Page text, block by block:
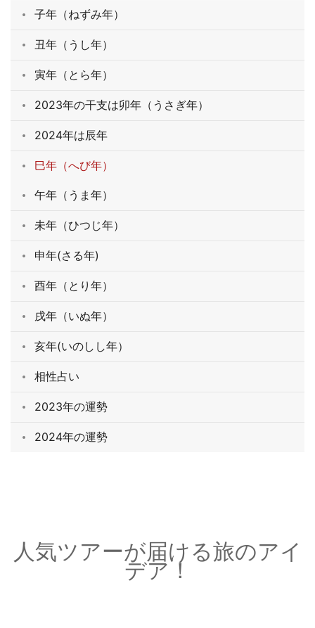
子年（ねずみ年）
丑年（うし年）
寅年（とら年）
2023年の干支は卯年（うさぎ年）
2024年は辰年
巳年（へび年）
午年（うま年）
未年（ひつじ年）
申年(さる年)
酉年（とり年）
戌年（いぬ年）
亥年(いのしし年）
相性占い
2023年の運勢
2024年の運勢
人気ツアーが届ける旅のアイ
デア！